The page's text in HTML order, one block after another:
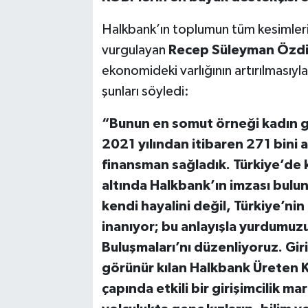
Halkbank’ın toplumun tüm
vurgulayan Recep Süleyman
ekonomideki varlığının
şunları söyledi:
“Bunun en somut örneği kadın
2021 yılından itibaren 271 bini
finansman sağladık.
altında Halkbank’ın imzası
kendi hayalini değil,
inanıyor; bu anlayışla
Buluşmaları’nı düzenliyoruz.
görünür kılan Halkbank Üreten
çapında etkili bir girişimcilik